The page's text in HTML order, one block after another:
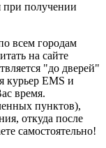
при получении
всем городам
на сайте
"до дверей"
курьер ЕМS и
время.
пунктов),
откуда после
самостоятельно!